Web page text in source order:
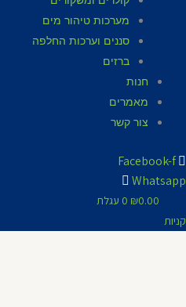
מערכות טיהור מים
סננים וערכות החלפה
ברזים
חנות
מאמרים
צור קשר
Facebook-f
Whatsapp
₪0.00
0 עגלת
קניות